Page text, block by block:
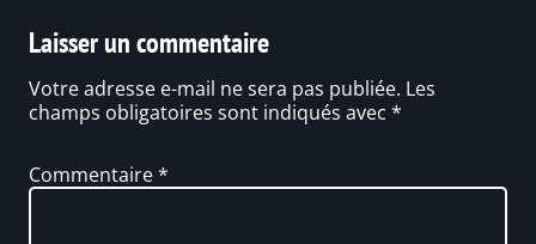
Laisser un commentaire
Votre adresse e-mail ne sera pas publiée. Les
champs obligatoires sont indiqués avec *
Commentaire*